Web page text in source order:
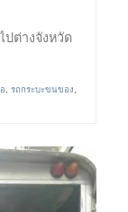
ต่างจังหวัด
, รถกระบะขนของ,